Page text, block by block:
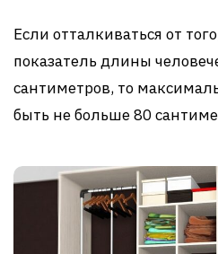
Если отталкиваться от
показатель длины
сантиметров, то
быть не больше 80